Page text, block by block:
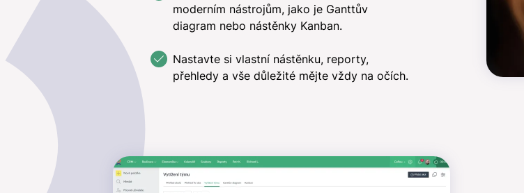
moderním nástrojům, jako je Ganttův
diagram nebo nástěnky Kanban.
Nastavte si vlastní nástěnku, reporty,
přehledy a vše důležité mějte vždy na očích.